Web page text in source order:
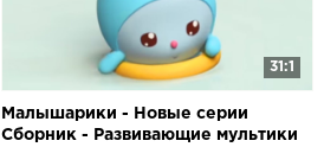
31:1
Малышарики - Новые серии
Сборник - Развивающие мультики